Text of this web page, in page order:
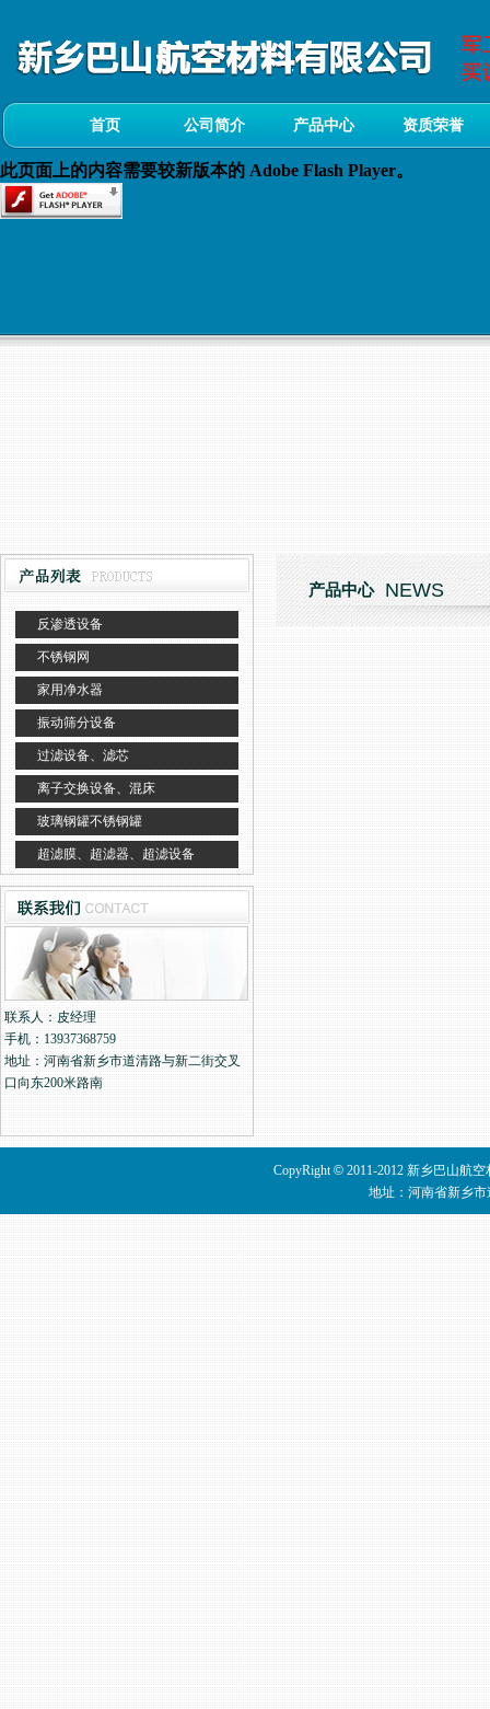
首页 公司简介 产品中心 资质荣誉
此页面上的内容需要较新版本的 Adobe Flash Player。
反渗透设备
不锈钢网
家用净水器
振动筛分设备
过滤设备、滤芯
离子交换设备、混床
玻璃钢罐不锈钢罐
超滤膜、超滤器、超滤设备
联系人：皮经理
手机：13937368759
地址：河南省新乡市道清路与新二街交叉
口向东200米路南
产品中心 NEWS
CopyRight©2011-2012 新乡巴山航
地址：河南省新乡